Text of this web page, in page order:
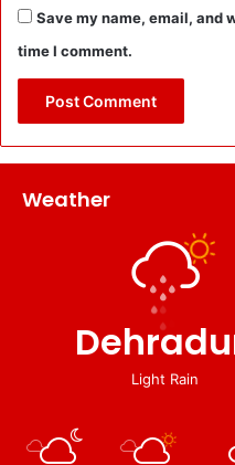
Save my name, email, and
time I comment.
Weather
Light Rain